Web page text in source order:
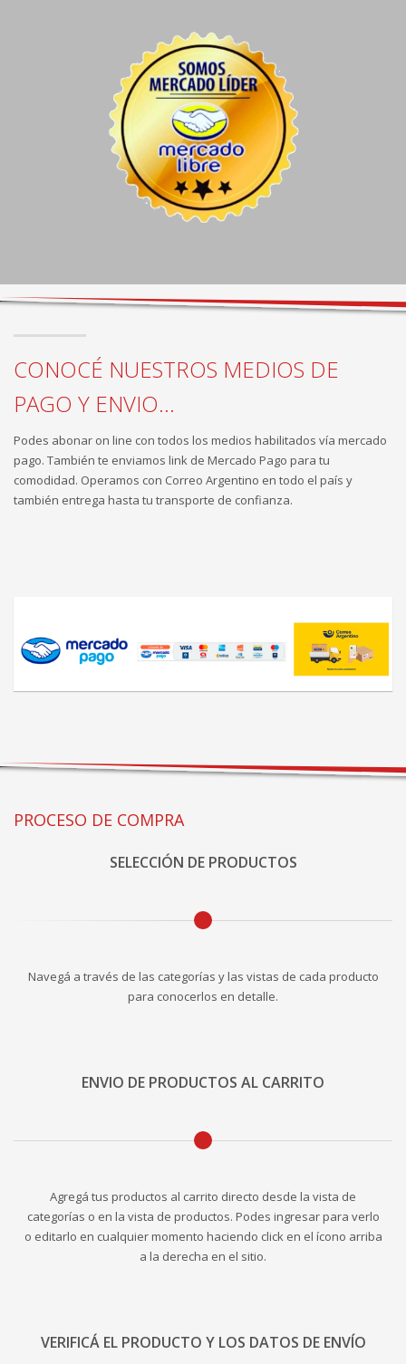
CONOCÉ NUESTROS MEDIOS DE
PAGO Y ENVIO...
Podes abonar on line con todos los medios habilitados vía mercado
pago. También te enviamos link de Mercado Pago para tu
comodidad. Operamos con Correo Argentino en todo el país y
también entrega hasta tu transporte de confianza.
PROCESO DE COMPRA
SELECCIÓN DE PRODUCTOS
Navegá a través de las categorías y las vistas de cada producto
para conocerlos en detalle.
ENVIO DE PRODUCTOS AL CARRITO
Agregá tus productos al carrito directo desde la vista de
categorías o en la vista de productos. Podes ingresar para verlo
o editarlo en cualquier momento haciendo click en el ícono arriba
a la derecha en el sitio.
VERIFICÁ EL PRODUCTO Y LOS DATOS DE ENVÍO